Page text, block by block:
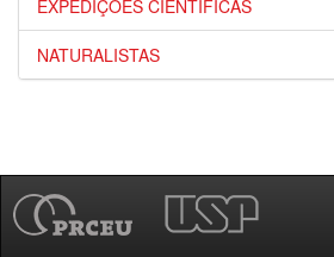
EXPEDIÇÕES CIENTÍFICAS
NATURALISTAS